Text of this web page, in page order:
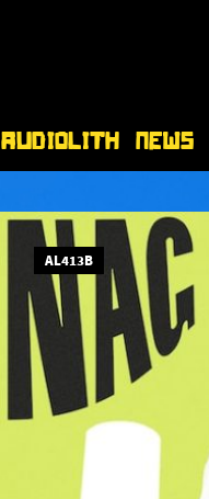
Audiolith News
AL413B